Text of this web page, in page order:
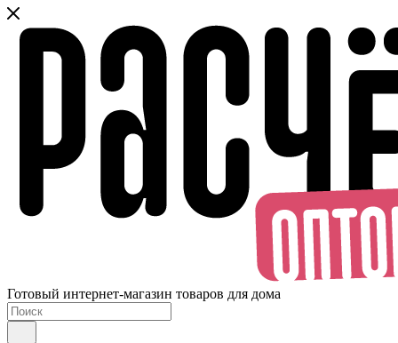
Готовый интернет-магазин товаров для дома